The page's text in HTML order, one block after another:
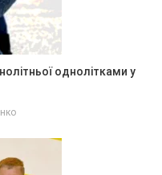
однолітками у